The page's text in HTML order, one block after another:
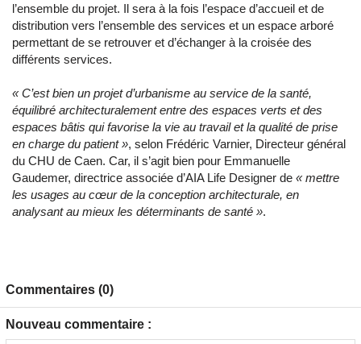
l’ensemble du projet. Il sera à la fois l’espace d’accueil et de
distribution vers l’ensemble des services et un espace arboré
permettant de se retrouver et d’échanger à la croisée des
différents services.
« C’est bien un projet d’urbanisme au service de la santé,
équilibré architecturalement entre des espaces verts et des
espaces bâtis qui favorise la vie au travail et la qualité de prise
en charge du patient », selon Frédéric Varnier, Directeur général
du CHU de Caen. Car, il s’agit bien pour Emmanuelle
Gaudemer, directrice associée d’AIA Life Designer de « mettre
les usages au cœur de la conception architecturale, en
analysant au mieux les déterminants de santé ».
Commentaires (0)
Nouveau commentaire :